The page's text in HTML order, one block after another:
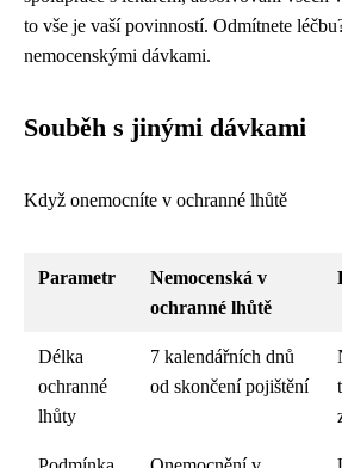
to vše je vaší povinností. Odmítnete
nemocenskými dávkami.
Souběh s jinými dávkami
Když onemocníte v ochranné lhůtě
Parametr
Nemocenská v
ochranné lhůtě
Délka
ochranné
lhůty
7 kalendářních dnů
od skončení pojištění